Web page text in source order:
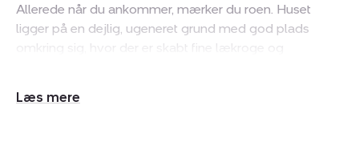
Allerede når du ankommer, mærker du roen. Huset
ligger på en dejlig, ugeneret grund med god plads
omkring sig, hvor der er skabt fine lækroge og
samlingspunkt - her kan morgenkaffen nydes i solen,